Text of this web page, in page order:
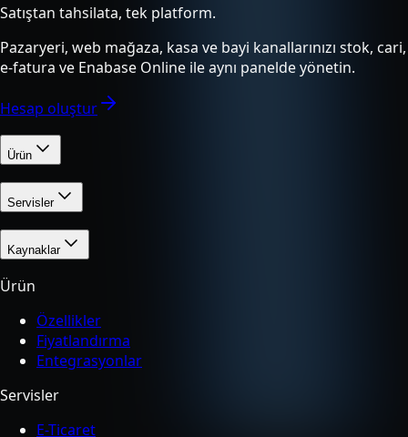
Satıştan tahsilata, tek platform.
Pazaryeri, web mağaza, kasa ve bayi kanallarınızı stok, cari,
e-fatura ve Enabase Online ile aynı panelde yönetin.
Hesap oluştur
Ürün
Servisler
Kaynaklar
Ürün
Özellikler
Fiyatlandırma
Entegrasyonlar
Servisler
E-Ticaret